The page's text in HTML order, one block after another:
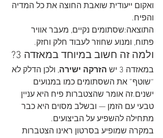
ואקום ייעודית שואבת החוצה את כל המדיה
והפיח.
התוצאה:שסתומים נקיים, מעבר אוויר
פתוח, ומנוע שחוזר לעבוד חלק וחזק.
ולמה זה חשוב במיוחד במאזדה 3?
במאזדה 3 יש הזרקה ישירה, ולכן הדלק לא
“שוטף” את השסתומים כמו במנועים
ישנים.זה אומר שהצטברות פיח היא עניין
טבעי עם הזמן — ובשלב מסוים היא כבר
מתחילה להשפיע על הביצועים.
במקרה שמופיע בסרטון ראינו הצטברות